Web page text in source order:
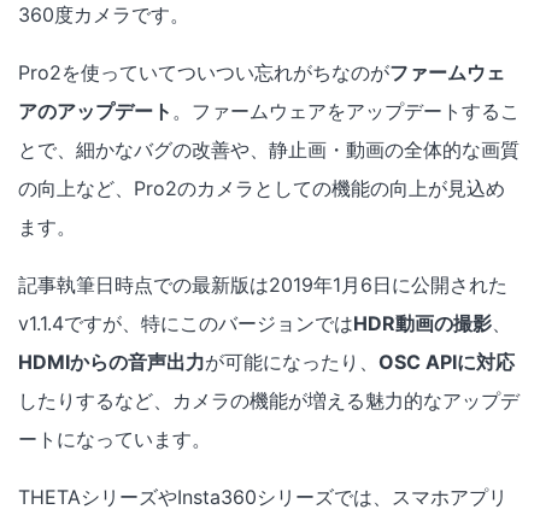
360度カメラです。
Pro2を使っていてついつい忘れがちなのがファームウェ
アのアップデート 。ファームウェアをアップデートするこ
とで、細かなバグの改善や、静止画・動画の全体的な画質
の向上など、Pro2のカメラとしての機能の向上が見込め
ます。
記事執筆日時点での最新版は2019年1月6日に公開された
v1.1.4ですが、特にこのバージョンではHDR動画の撮影
HDMIからの音声出力が可能になったり、 OSC APIに対応
したりするなど、カメラの機能が増える魅力的なアップデ
ートになっています。
THETAシリーズやInsta360シリーズでは、スマホアプリ